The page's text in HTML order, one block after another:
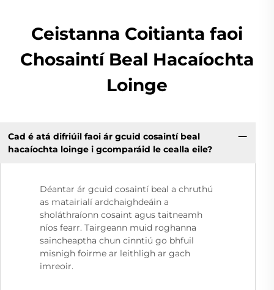
Ceistanna Coitianta faoi
Chosaintí Beal Hacaíochta
Loinge
Cad é atá difriúil faoi ár gcuid cosaintí beal
hacaíochta loinge i gcomparáid le cealla eile?
Déantar ár gcuid cosaintí beal a chruthú
as matairialí ardchaighdeáin a
sholáthraíonn cosaint agus taitneamh
níos fearr. Tairgeann muid roghanna
saincheaptha chun cinntiú go bhfuil
misnigh foirme ar leithligh ar gach
imreoir.